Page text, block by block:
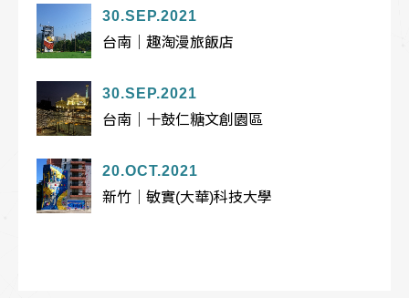
30.SEP.2021
台南｜趣淘漫旅飯店
30.SEP.2021
台南｜十鼓仁糖文創園區
20.OCT.2021
新竹｜敏實(大華)科技大學